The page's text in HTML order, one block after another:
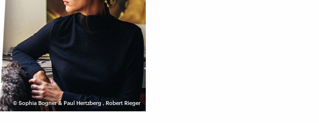
© Sophia Bogner & Paul Hertzberg , Robert Rieger